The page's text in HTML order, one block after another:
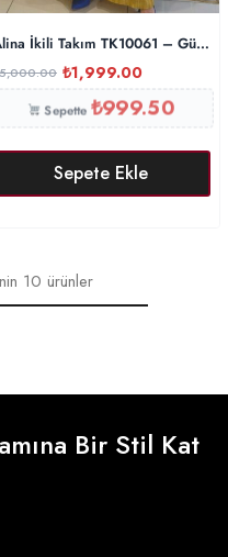
Şal-10010-Gümüş
İkili Takım TK10061 – Gün
5,000.00 ₺1,999.00
Sepette ₺999.50
Sepete Ekle
10 ürünler
Bir Stil Kat